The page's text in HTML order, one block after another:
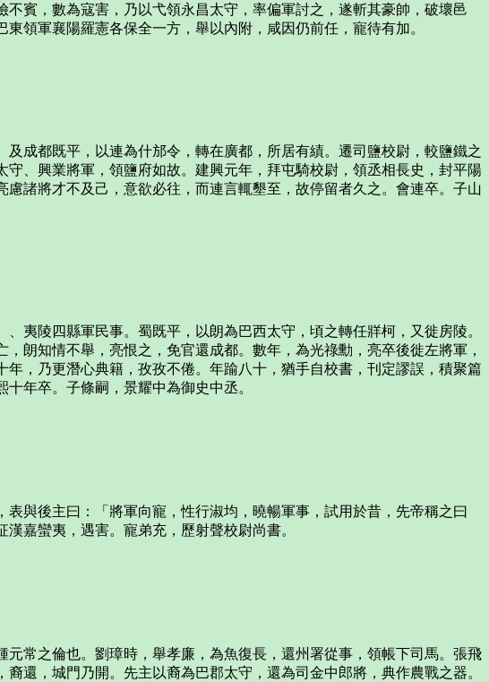
賓，數為寇害，乃以弋領永昌太守，率偏軍討之，遂斬其豪帥，破壞邑
領軍襄陽羅憲各保全一方，舉以內附，咸因仍前任，寵待有加。
成都既平，以連為什邡令，轉在廣都，所居有績。遷司鹽校尉，較鹽鐵之
、興業將軍，領鹽府如故。建興元年，拜屯騎校尉，領丞相長史，封平陽
諸將才不及己，意欲必往，而連言輒墾至，故停留者久之。會連卒。子山
夷陵四縣軍民事。蜀既平，以朗為巴西太守，頃之轉任牂柯，又徙房陵。
朗知情不舉，亮恨之，免官還成都。數年，為光祿勳，亮卒後徙左將軍，
，乃更潛心典籍，孜孜不倦。年踰八十，猶手自校書，刊定謬誤，積聚篇
年卒。子條嗣，景耀中為御史中丞。
與後主曰：「將軍向寵，性行淑均，曉暢軍事，試用於昔，先帝稱之曰
嘉蠻夷，遇害。寵弟充，歷射聲校尉尚書。
常之倫也。劉璋時，舉孝廉，為魚復長，還州署從事，領帳下司馬。張飛
還，城門乃開。先主以裔為巴郡太守，還為司金中郎將，典作農戰之器。